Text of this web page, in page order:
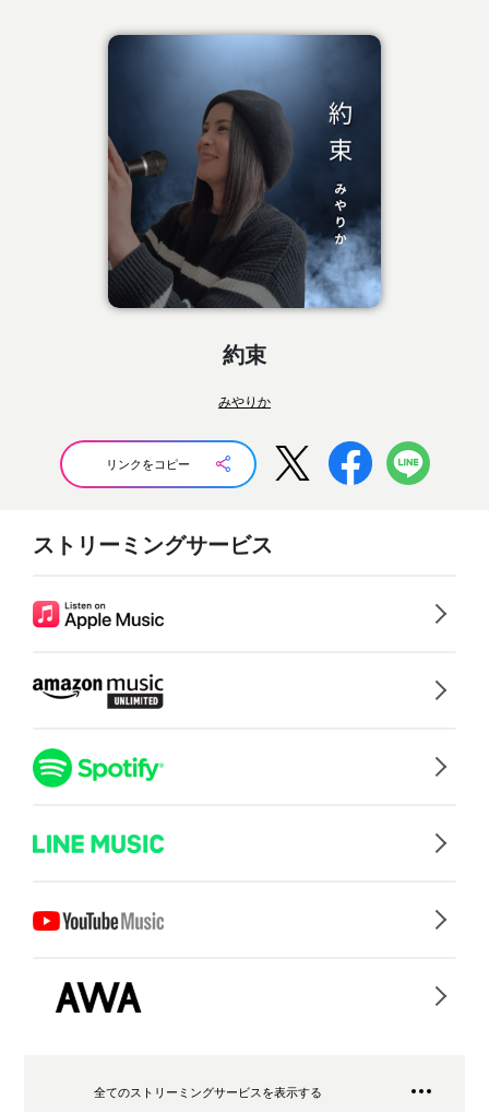
約束
みやりか
リンクをコピー
ストリーミングサービス
全てのストリーミングサービスを表示する